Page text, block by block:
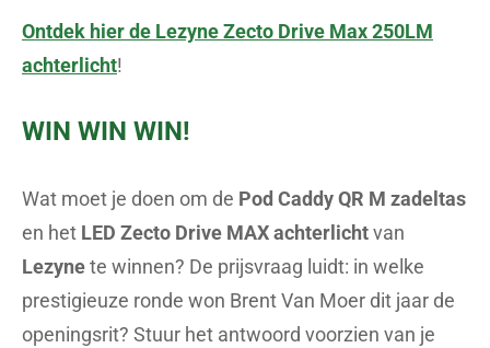
Ontdek hier de Lezyne Zecto Drive Max 250LM
achterlicht!
WIN WIN WIN!
Wat moet je doen om de Pod Caddy QR M zadeltas
en het LED Zecto Drive MAX achterlichtvan
Lezynete winnen? De prijsvraag luidt: in welke
prestigieuze ronde won Brent Van Moer dit jaar de
openingsrit? Stuur het antwoord voorzien van je